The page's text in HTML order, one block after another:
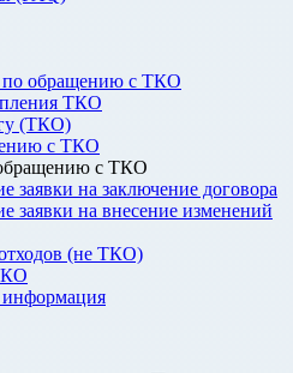
по обращению с ТКО
ТКО
(ТКО)
с ТКО
с ТКО
заявки на заключение договора
заявки на внесение изменений
(не ТКО)
информация